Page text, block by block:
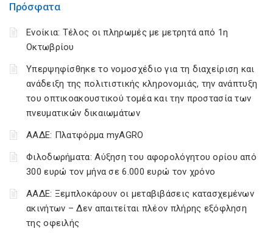
Πρόσφατα
Ενοίκια: Τέλος οι πληρωμές με μετρητά από 1η
Οκτωβρίου
Υπερψηφίσθηκε το νομοσχέδιο για τη διαχείριση και
ανάδειξη της πολιτιστικής κληρονομιάς, την ανάπτυξη
του οπτικοακουστικού τομέα και την προστασία των
πνευματικών δικαιωμάτων
ΑΑΔΕ: Πλατφόρμα myAGRO
Φιλοδωρήματα: Αύξηση του αφορολόγητου ορίου από
300 ευρώ τον μήνα σε 6.000 ευρώ τον χρόνο
ΑΑΔΕ: Ξεμπλοκάρουν οι μεταβιβάσεις κατασχεμένων
ακινήτων – Δεν απαιτείται πλέον πλήρης εξόφληση
της οφειλής